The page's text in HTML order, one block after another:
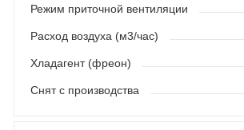
Режим приточной вентиляции
Расход воздуха (м3/час)
Хладагент (фреон)
Снят с производства